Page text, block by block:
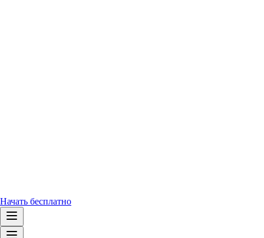
Начать бесплатно